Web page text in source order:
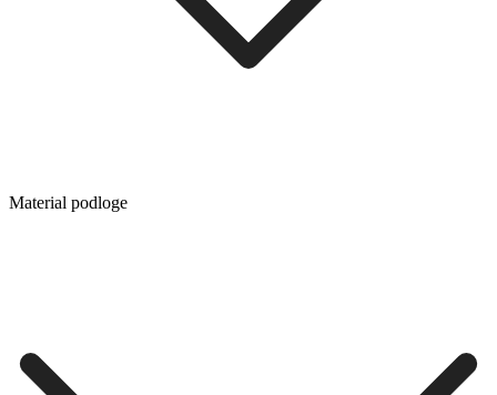
Material podloge